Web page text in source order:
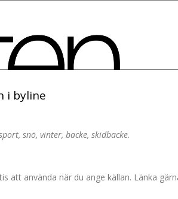
i byline
snö, vinter, backe, skidbacke.
att använda när du ange källan. Länka